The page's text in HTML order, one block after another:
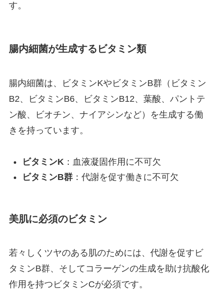
す。
腸内細菌が生成するビタミン類
腸内細菌は、ビタミンKやビタミンB群（ビタミン
B2、ビタミンB6、ビタミンB12、葉酸、パントテ
ン酸、ビオチン、ナイアシンなど）を生成する働
きを持っています。
ビタミンK：血液凝固作用に不可欠
ビタミンB群：代謝を促す働きに不可欠
美肌に必須のビタミン
若々しくツヤのある肌のためには、代謝を促すビ
タミンB群、そしてコラーゲンの生成を助け抗酸化
作用を持つビタミンCが必須です。